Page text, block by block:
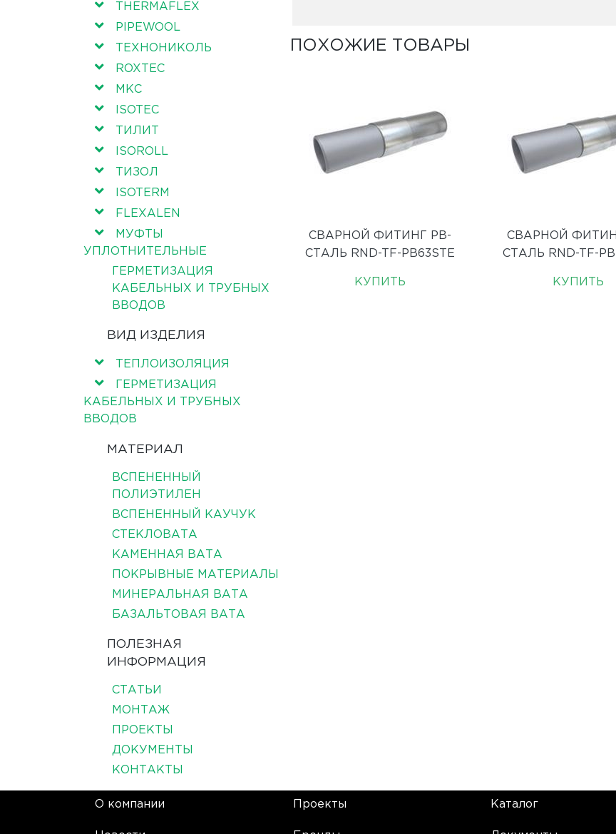
THERMAFLEX
PIPEWOOL
ТЕХНОНИКОЛЬ
ROXTEC
МКС
ISOTEC
ТИЛИТ
ISOROLL
ТИЗОЛ
ISOTERM
FLEXALEN
МУФТЫ
УПЛОТНИТЕЛЬНЫЕ
ГЕРМЕТИЗАЦИЯ
КАБЕЛЬНЫХ И ТРУБНЫХ
ВВОДОВ
ВИД ИЗДЕЛИЯ
ТЕПЛОИЗОЛЯЦИЯ
ГЕРМЕТИЗАЦИЯ
КАБЕЛЬНЫХ И ТРУБНЫХ
ВВОДОВ
МАТЕРИАЛ
ВСПЕНЕННЫЙ
ПОЛИЭТИЛЕН
ВСПЕНЕННЫЙ КАУЧУК
СТЕКЛОВАТА
КАМЕННАЯ ВАТА
ПОКРЫВНЫЕ МАТЕРИАЛЫ
МИНЕРАЛЬНАЯ ВАТА
БАЗАЛЬТОВАЯ ВАТА
ПОЛЕЗНАЯ
ИНФОРМАЦИЯ
СТАТЬИ
МОНТАЖ
ПРОЕКТЫ
ДОКУМЕНТЫ
КОНТАКТЫ
ПОХОЖИЕ ТОВАРЫ
СВАРНОЙ ФИТИНГ PB-
СТАЛЬ RND-TF-PB63STE
КУПИТЬ
СВАРНОЙ
СТАЛЬ RND-TF-
КУПИТЬ
О компании Проекты Каталог